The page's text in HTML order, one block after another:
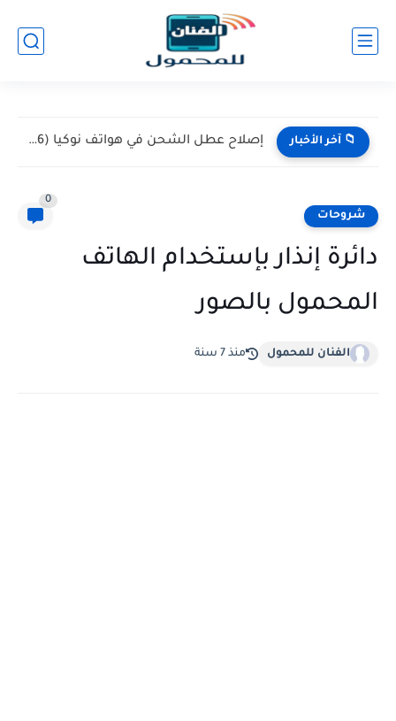
📁 آخر الأخبار إصلاح عطل الشحن في هواتف نوكيا (Nokia 105 / 106)...
شروحات
0
دائرة إنذار بإستخدام الهاتف
المحمول بالصور
الفنان للمحمول منذ 7 سنة